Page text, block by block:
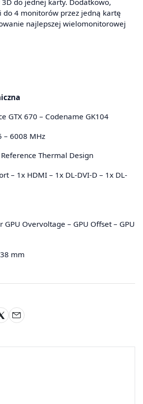
do 4 monitorów przez jedną kartę
najlepszej wielomonitorowej
GTX 670 – Codename GK104
– 6008 MHz
Thermal Design
– 1x HDMI – 1x DL-DVI-D – 1x DL-
GPU Overvoltage – GPU Offset – GPU
mm